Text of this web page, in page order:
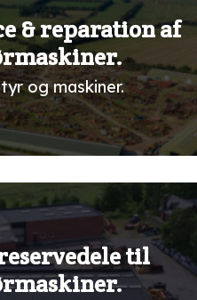
& reparation af
og maskiner.
til